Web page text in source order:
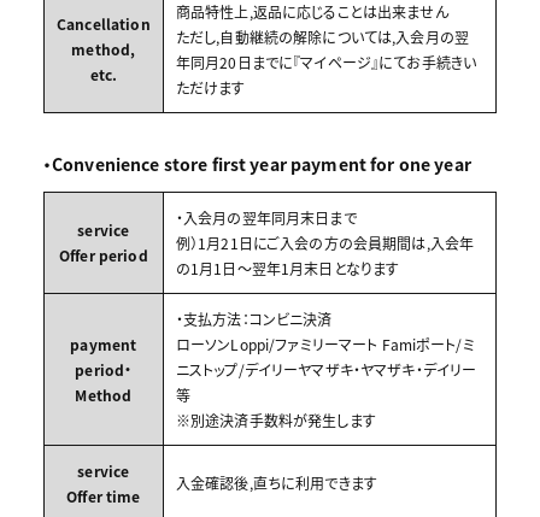
Cancellation
method,
etc.
商品特性上,返品に応じることは出来ません
ただし,自動継続の解除については,入会月の翌
年同月20日までに『マイページ』にてお手続きい
ただけます
・Convenience store first year payment for one year
service
Offer period
・入会月の翌年同月末日まで
例）1月21日にご入会の方の会員期間は,入会年
の1月1日～翌年1月末日となります
payment
period・
Method
・支払方法：コンビニ決済
ローソンLoppi/ファミリーマート Famiポート/ミ
ニストップ/デイリーヤマザキ・ヤマザキ・デイリー
等
※別途決済手数料が発生します
service
Offer time
入金確認後,直ちに利用できます